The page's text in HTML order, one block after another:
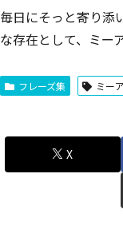
毎日にそっと寄り添
な存在として、ミー
フレーズ集 ミーア
X